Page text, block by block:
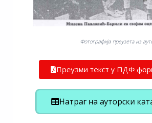
Фотографија преузета из
Преузми текст у ПДФ
Натраг на ауторски